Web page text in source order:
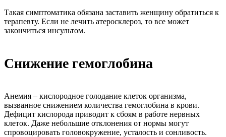
Такая симптоматика обязана заставить женщину обратиться к
терапевту. Если не лечить атеросклероз, то все может
закончиться инсультом.
Снижение гемоглобина
Анемия – кислородное голодание клеток организма,
вызванное снижением количества гемоглобина в крови.
Дефицит кислорода приводит к сбоям в работе нервных
клеток. Даже небольшие отклонения от нормы могут
спровоцировать головокружение, усталость и сонливость.